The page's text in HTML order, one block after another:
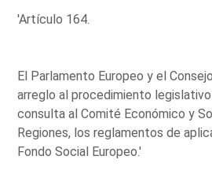
'Artículo 164.
El Parlamento Europeo y el
arreglo al procedimiento
consulta al Comité Económico y
Regiones, los reglamentos de
Fondo Social Europeo.'